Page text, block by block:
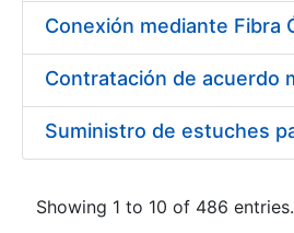
Showing 1 to 10 of 486 entries.